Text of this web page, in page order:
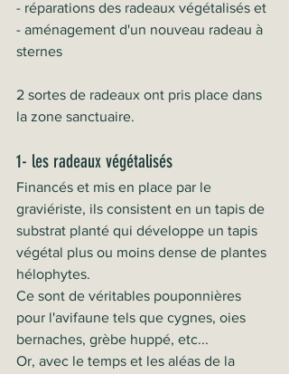
- réparations des radeaux végétalisés et
- aménagement d'un nouveau radeau à
sternes
2 sortes de radeaux ont pris place dans
la zone sanctuaire.
1- les radeaux végétalisés
Financés et mis en place par le
graviériste, ils consistent en un tapis de
substrat planté qui développe un tapis
végétal plus ou moins dense de plantes
hélophytes.
Ce sont de véritables pouponnières
pour l'avifaune tels que cygnes, oies
bernaches, grèbe huppé, etc...
Or, avec le temps et les aléas de la